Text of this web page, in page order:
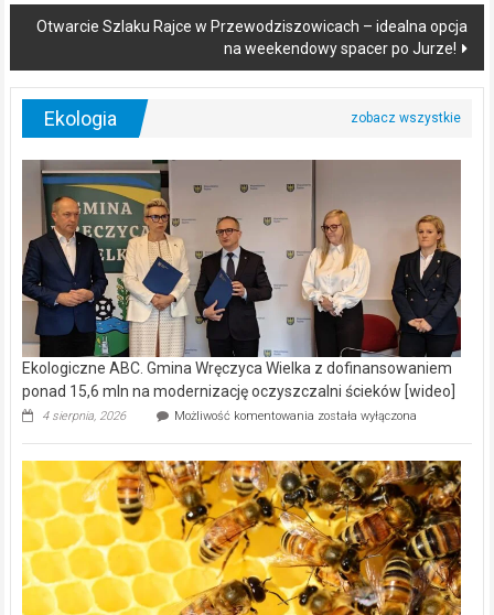
Otwarcie Szlaku Rajce w Przewodziszowicach – idealna opcja
na weekendowy spacer po Jurze!
Ekologia
Ekologiczne ABC. Gmina Wręczyca Wielka z dofinansowaniem
ponad 15,6 mln na modernizację oczyszczalni ścieków [wideo]
4 sierpnia, 2026 Możliwość komentowania Ekologiczne
Wręczyca
Wielka
z
dofinansowaniem
ponad
15,6
mln
na
modernizację
została wyłączona